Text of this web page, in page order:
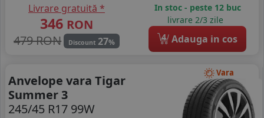
Livrare gratuită *
346 RON
479 RON
Discount 27%
In stoc - peste 12 buc
livrare 2/3 zile
4 Adauga in cos
Vara
Anvelope vara Tigar
Summer 3
245/45 R17 99W